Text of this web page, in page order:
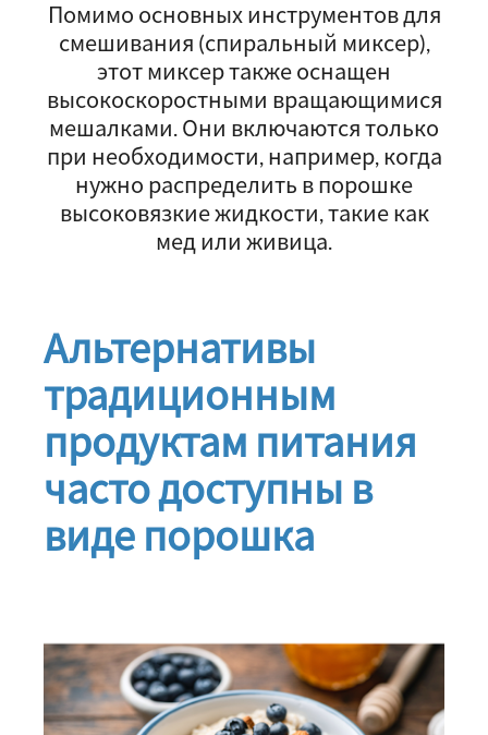
Помимо основных инструментов для
смешивания (спиральный миксер),
этот миксер также оснащен
высокоскоростными вращающимися
мешалками. Они включаются только
при необходимости, например, когда
нужно распределить в порошке
высоковязкие жидкости, такие как
мед или живица.
Альтернативы
традиционным
продуктам питания
часто доступны в
виде порошка